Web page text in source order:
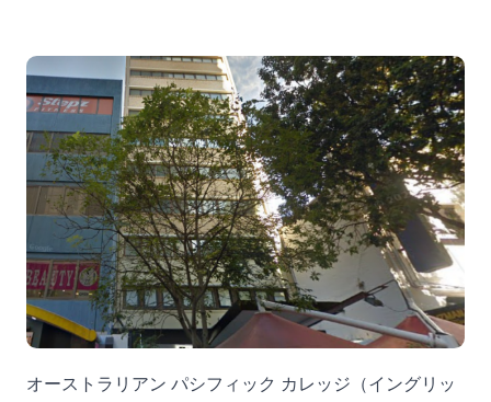
オーストラリアン パシフィック カレッジ（イングリッ